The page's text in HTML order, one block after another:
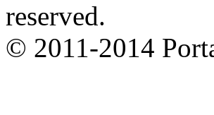
reserved.
© 2011-2014